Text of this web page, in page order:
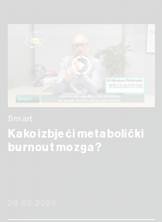
Smart
Kako izbjeći metabolički
burnout mozga?